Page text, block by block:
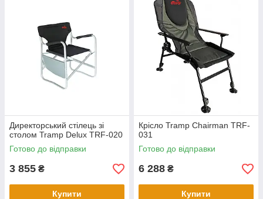
Директорський стілець зі
столом Tramp Delux TRF-020
Готово до відправки
3 855 ₴
Купити
Крісло Tramp Chairman TRF-
031
Готово до відправки
6 288 ₴
Купити